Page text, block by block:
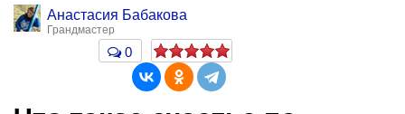
Анастасия Бабакова
Грандмастер
0